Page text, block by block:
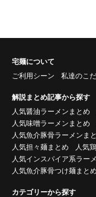
宅麺について
ご利用シーン
私達のこ
解説まとめ記事から探す
人気醤油ラーメンまとめ
人気味噌ラーメンまとめ
人気魚介豚骨ラーメンま
人気担々麺まとめ
人気
人気インスパイア系ラー
人気魚介豚骨つけ麺まとめ
カテゴリーから探す